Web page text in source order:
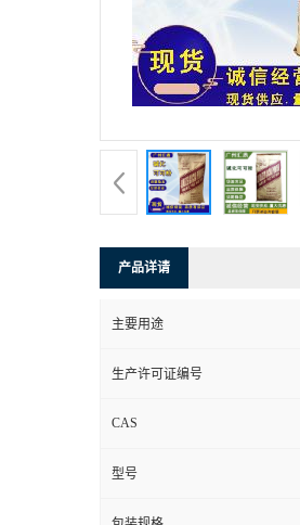
产品详请
主要用途
生产许可证编号
CAS
型号